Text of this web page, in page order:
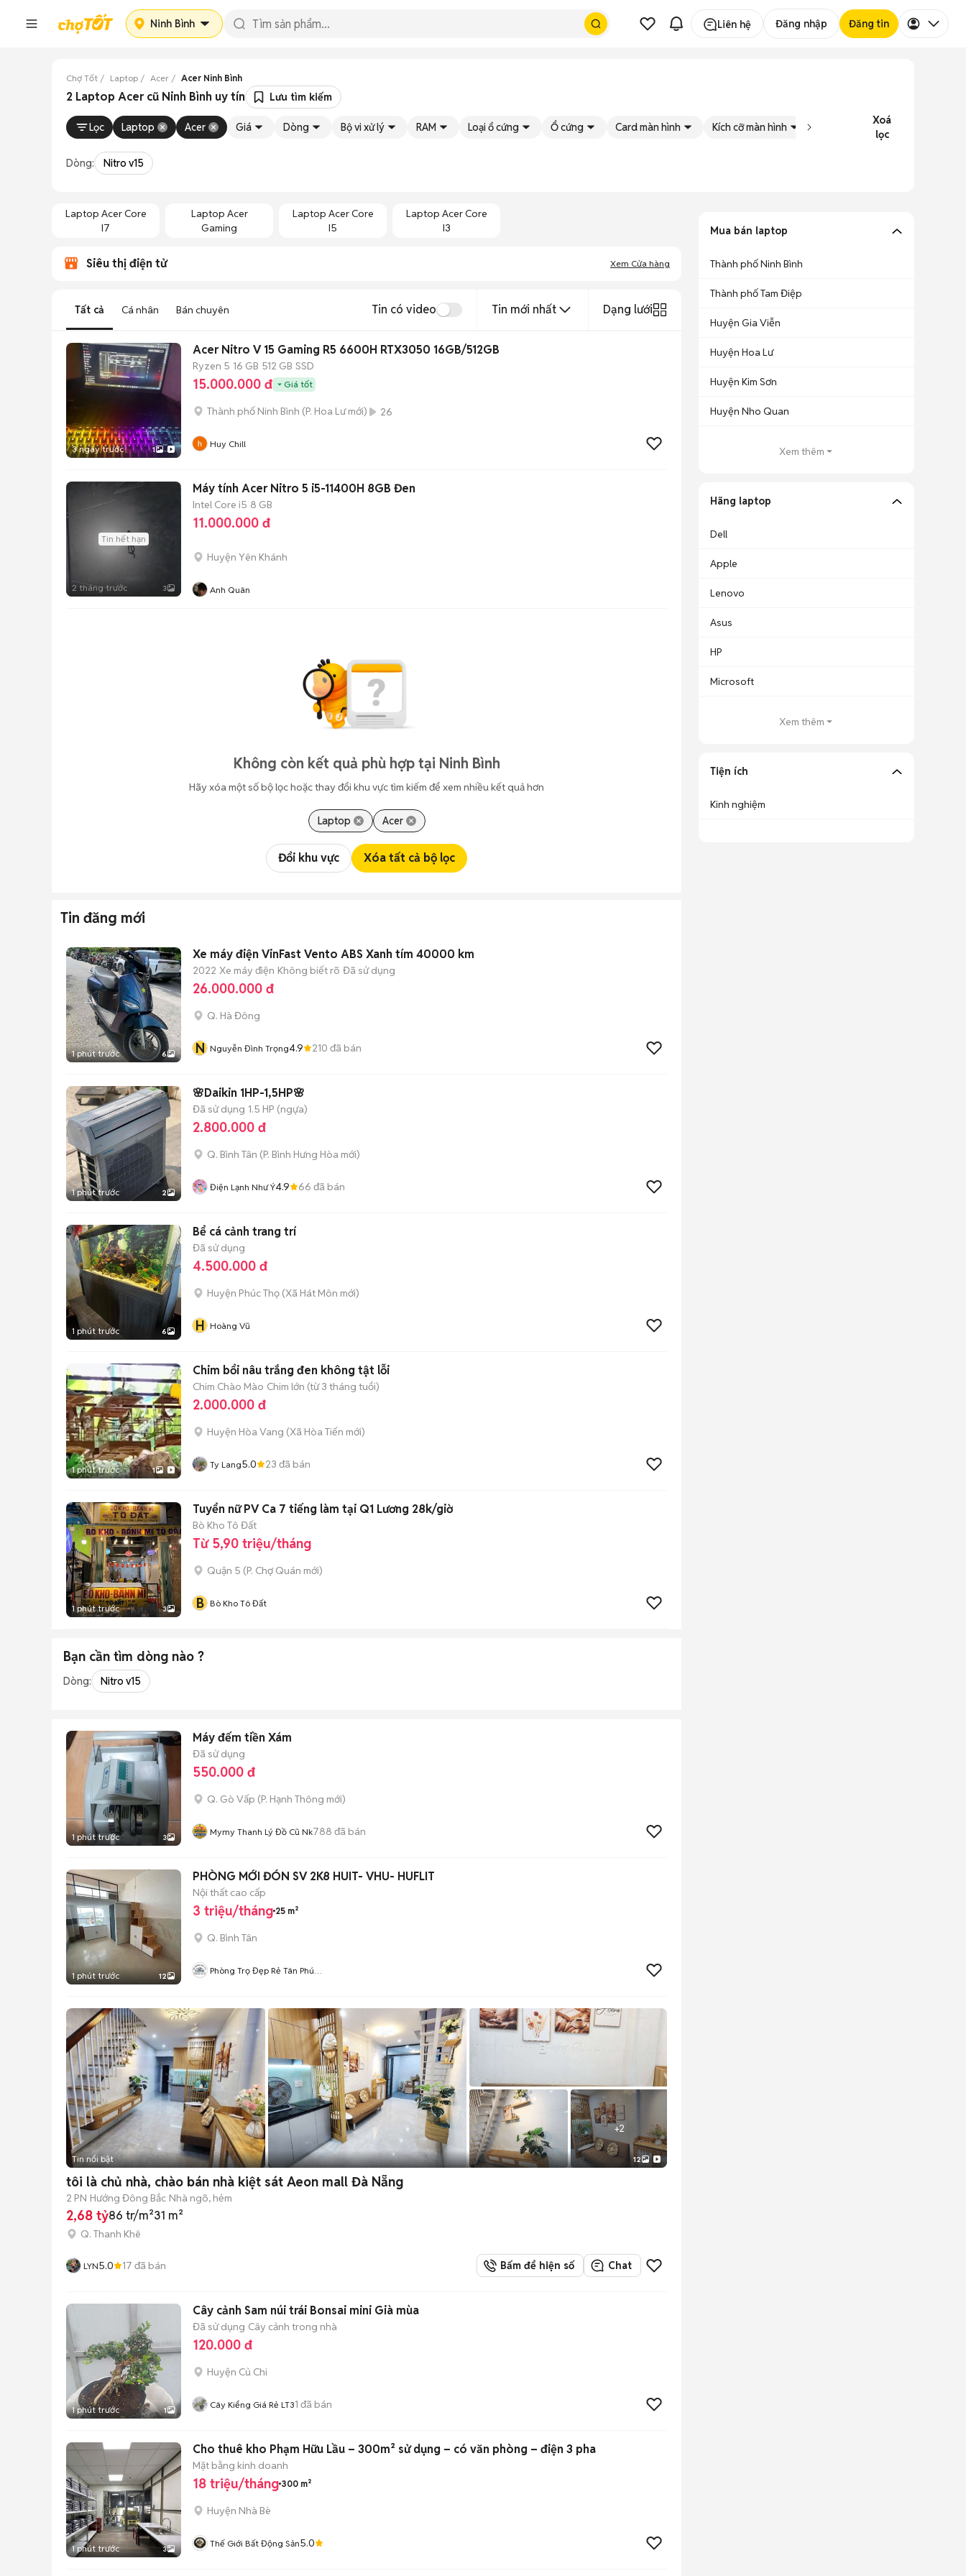
Ninh Bình Liên hệ Đăng nhập Đăng tin
Chợ Tốt Laptop Acer Acer Ninh Bình
2 Laptop Acer cũ Ninh Bình uy tín Lưu tìm kiếm
Lọc Laptop Acer Giá Dòng Bộ vi xử lý RAM Loại ổ cứng Ổ cứng Card màn hình Kích cỡ màn hình
Xoá
lọc
Dòng: Nitro v15
Laptop Acer Core
I7
Laptop Acer
Gaming
Laptop Acer Core
I5
Laptop Acer Core
I3
Siêu thị điện tử Xem Cửa hàng
Tất cả Cá nhân Bán chuyên Tin có video Tin mới nhất Dạng lưới
3 ngày trước 1
Acer Nitro V 15 Gaming R5 6600H RTX3050 16GB/512GB
Ryzen 5 16 GB 512 GB SSD
15.000.000 đ Giá tốt
Thành phố Ninh Bình (P. Hoa Lưmới) 26
Huy Chill
Tin hết hạn
2 tháng trước 3
Máy tính Acer Nitro 5 i5-11400H 8GB Đen
Intel Core i5 8 GB
11.000.000 đ
Huyện Yên Khánh
Anh Quân
Không còn kết quả phù hợp tại Ninh Bình
Hãy xóa một số bộ lọc hoặc thay đổi khu vực tìm kiếm để xem nhiều kết quả hơn
Laptop Acer
Đổi khu vực Xóa tất cả bộ lọc
Tin đăng mới
1 phút trước 6
Xe máy điện VinFast Vento ABS Xanh tím 40000 km
2022 Xe máy điện Không biết rõ Đã sử dụng
26.000.000 đ
Q. Hà Đông
N Nguyễn Đình Trọng4.9 210 đã bán
1 phút trước 2
🌸Daikin 1HP-1,5HP🌸
Đã sử dụng 1.5 HP (ngựa)
2.800.000 đ
Q. Bình Tân (P. Bình Hưng Hòa mới)
Điện Lạnh Như Ý4.9 66 đã bán
1 phút trước 6
Bể cá cảnh trang trí
Đã sử dụng
4.500.000 đ
Huyện Phúc Thọ (Xã Hát Môn mới)
H Hoàng Vũ
1 phút trước 1
Chim bổi nâu trắng đen không tật lỗi
Chim Chào Mào Chim lớn (từ 3 tháng tuổi)
2.000.000 đ
Huyện Hòa Vang (Xã Hòa Tiến mới)
Ty Lang5.0 23 đã bán
1 phút trước 3
Tuyển nữ PV Ca 7 tiếng làm tại Q1 Lương 28k/giờ
Bò Kho Tô Đất
Từ 5,90 triệu/tháng
Quận 5 (P. Chợ Quán mới)
B Bò Kho Tô Đất
Bạn cần tìm dòng nào ?
Dòng: Nitro v15
1 phút trước 3
Máy đếm tiền Xám
Đã sử dụng
550.000 đ
Q. Gò Vấp (P. Hạnh Thông mới)
Mymy Thanh Lý Đồ Cũ Nk788 đã bán
1 phút trước 12
PHÒNG MỚI ĐÓN SV 2K8 HUIT- VHU- HUFLIT
Nội thất cao cấp
3 triệu/tháng 25 m²
Q. Bình Tân
Phòng Trọ Đẹp Rẻ Tân Phú
+2
Tin nổi bật 12
tôi là chủ nhà, chào bán nhà kiệt sát Aeon mall Đà Nẵng
2 PN Hướng Đông Bắc Nhà ngõ, hẻm
2,68 tỷ86 tr/m²31 m²
Q. Thanh Khê
LYN5.0 17 đã bán Bấm để hiện số Chat
1 phút trước 1
Cây cảnh Sam núi trái Bonsai mini Già mùa
Đã sử dụng Cây cảnh trong nhà
120.000 đ
Huyện Củ Chi
Cây Kiểng Giá Rẻ LT31 đã bán
1 phút trước 3
Cho thuê kho Phạm Hữu Lầu – 300m² sử dụng – có văn phòng – điện 3 pha
Mặt bằng kinh doanh
18 triệu/tháng 300 m²
Huyện Nhà Bè
Thế Giới Bất Động Sản5.0
Mua bán laptop
Thành phố Ninh Bình
Thành phố Tam Điệp
Huyện Gia Viễn
Huyện Hoa Lư
Huyện Kim Sơn
Huyện Nho Quan
Xem thêm
Hãng laptop
Dell
Apple
Lenovo
Asus
HP
Microsoft
Xem thêm
Tiện ích
Kinh nghiệm